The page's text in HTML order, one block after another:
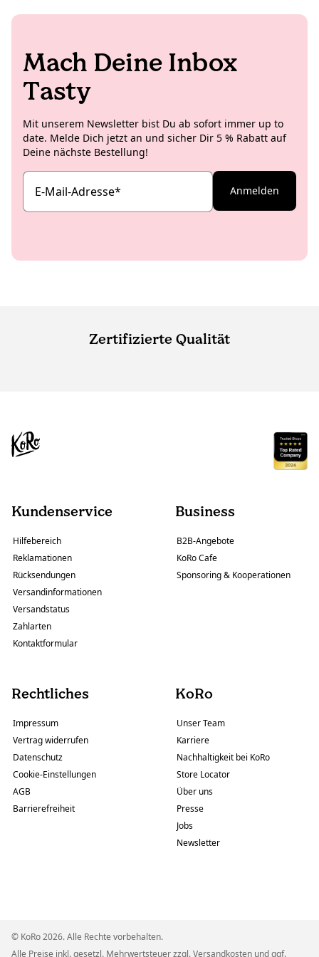
Mach Deine Inbox
Tasty
Mit unserem Newsletter bist Du ab sofort immer up to
date. Melde Dich jetzt an und sicher Dir 5 % Rabatt auf
Deine nächste Bestellung!
E-Mail-Adresse* Anmelden
Zertifizierte Qualität
Kundenservice
Hilfebereich
Reklamationen
Rücksendungen
Versandinformationen
Versandstatus
Zahlarten
Kontaktformular
Business
B2B-Angebote
KoRo Cafe
Sponsoring & Kooperationen
Rechtliches
Impressum
Vertrag widerrufen
Datenschutz
Cookie-Einstellungen
AGB
Barrierefreiheit
KoRo
Unser Team
Karriere
Nachhaltigkeit bei KoRo
Store Locator
Über uns
Presse
Jobs
Newsletter
© KoRo 2026. Alle Rechte vorbehalten.
Alle Preise inkl. gesetzl. Mehrwertsteuer zzgl.Versandkosten und ggf.